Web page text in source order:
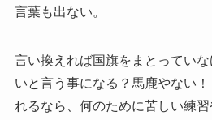
言葉も出ない。
言い換えれば国旗をまとってい
いと言う事になる？馬鹿やない
れるなら、何のために苦しい練